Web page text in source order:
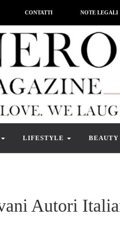
CONTATTI NOTE LEGALI
LIFESTYLE BEAUTY
Autori